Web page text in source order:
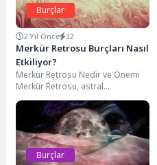
Burçlar
2 Yıl Önce 32
Merkür Retrosu Burçları Nasıl
Etkiliyor?
Merkür Retrosu Nedir ve Önemi
Merkür Retrosu, astral
gezegenlerden Merkür’ün
gökyüzünde geriye doğru hareket
ediyormuş...
Burçlar